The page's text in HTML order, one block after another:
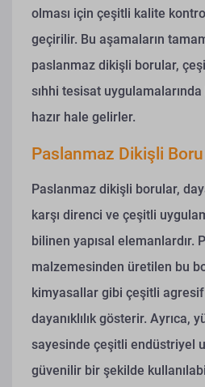
olması için çeşitli kalite
geçirilir. Bu aşamaların
paslanmaz dikişli borular,
sıhhi tesisat
hazır hale gelirler.
Paslanmaz Dikişli
Paslanmaz dikişli borular,
karşı direnci ve çeşitli
bilinen yapısal elemanlardır.
malzemesinden üretilen bu
kimyasallar gibi çeşitli
dayanıklılık gösterir. Ayrıca,
sayesinde çeşitli endüstriyel
güvenilir bir şekilde